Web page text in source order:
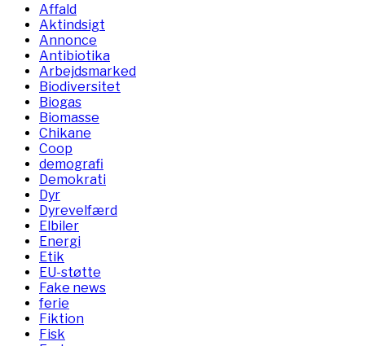
Affald
Aktindsigt
Annonce
Antibiotika
Arbejdsmarked
Biodiversitet
Biogas
Biomasse
Chikane
Coop
demografi
Demokrati
Dyr
Dyrevelfærd
Elbiler
Energi
Etik
EU-støtte
Fake news
ferie
Fiktion
Fisk